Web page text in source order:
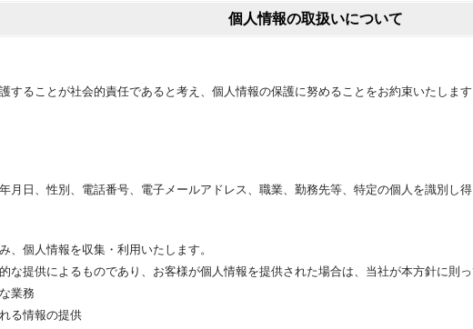
個人情報の取扱いについて
ることが社会的責任であると考え、個人情報の保護に努めることをお約束いたします
日、性別、電話番号、電子メールアドレス、職業、勤務先等、特定の個人を識別し得
、個人情報を収集・利用いたします。
な提供によるものであり、お客様が個人情報を提供された場合は、当社が本方針に則
業務
る情報の提供